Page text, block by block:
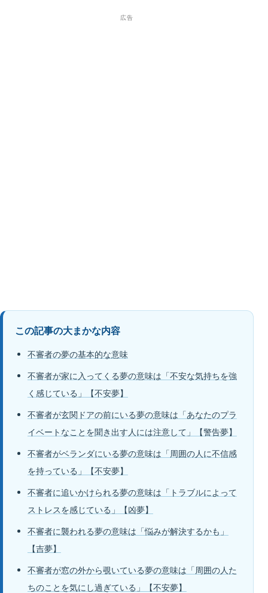
広告
この記事の大まかな内容
不審者の夢の基本的な意味
不審者が家に入ってくる夢の意味は「不安な気持ちを強
く感じている」【不安夢】
不審者が玄関ドアの前にいる夢の意味は「あなたのプラ
イベートなことを聞き出す人には注意して」【警告夢】
不審者がベランダにいる夢の意味は「周囲の人に不信感
を持っている」【不安夢】
不審者に追いかけられる夢の意味は「トラブルによって
ストレスを感じている」【凶夢】
不審者に襲われる夢の意味は「悩みが解決するかも」
【吉夢】
不審者が窓の外から覗いている夢の意味は「周囲の人た
ちのことを気にし過ぎている」【不安夢】